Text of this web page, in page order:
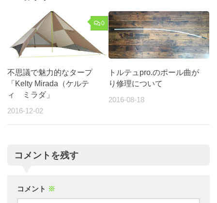
0
不思議で魅力的なタープ
「Kelty Mirada（ケルテ
ィ ミラダ」
2016-12-02
トルテュpro.のポール曲が
り修理について
2016-08-18
コメントを残す
コメント ※